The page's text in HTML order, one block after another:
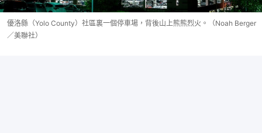
優洛縣（Yolo County）社區裏一個停車場，背後山上熊熊烈火。（Noah Berger
／美聯社）